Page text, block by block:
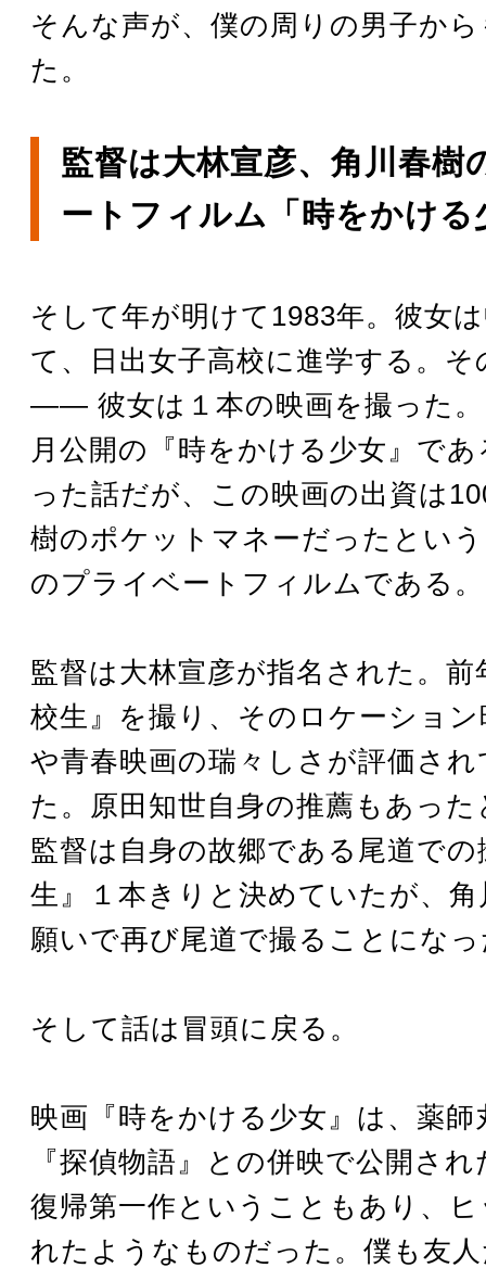
そんな声が、僕の周りの男子か
た。
監督は大林宣彦、角川春樹
ートフィルム「時をかける
そして年が明けて1983年。彼女
て、日出女子高校に進学する。そ
―― 彼女は１本の映画を撮った
月公開の『時をかける少女』で
った話だが、この映画の出資は
樹のポケットマネーだったとい
のプライベートフィルムである。
監督は大林宣彦が指名された。前
校生』を撮り、そのロケーショ
や青春映画の瑞々しさが評価さ
た。原田知世自身の推薦もあっ
監督は自身の故郷である尾道で
生』１本きりと決めていたが、
願いで再び尾道で撮ることにな
そして話は冒頭に戻る。
映画『時をかける少女』は、薬師
『探偵物語』との併映で公開さ
復帰第一作ということもあり、
れたようなものだった。僕も友